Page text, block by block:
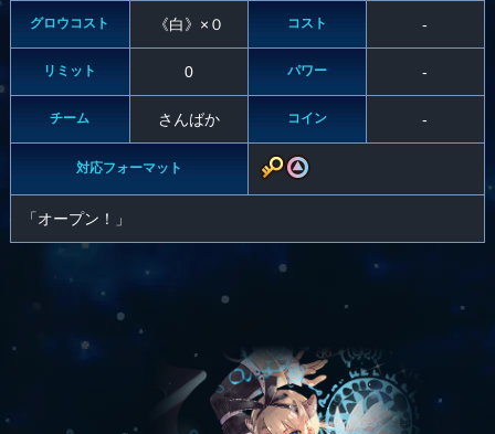
グロウコスト 《白》×０ コスト -
リミット 0 パワー -
チーム さんばか コイン -
対応フォーマット
「オープン！」